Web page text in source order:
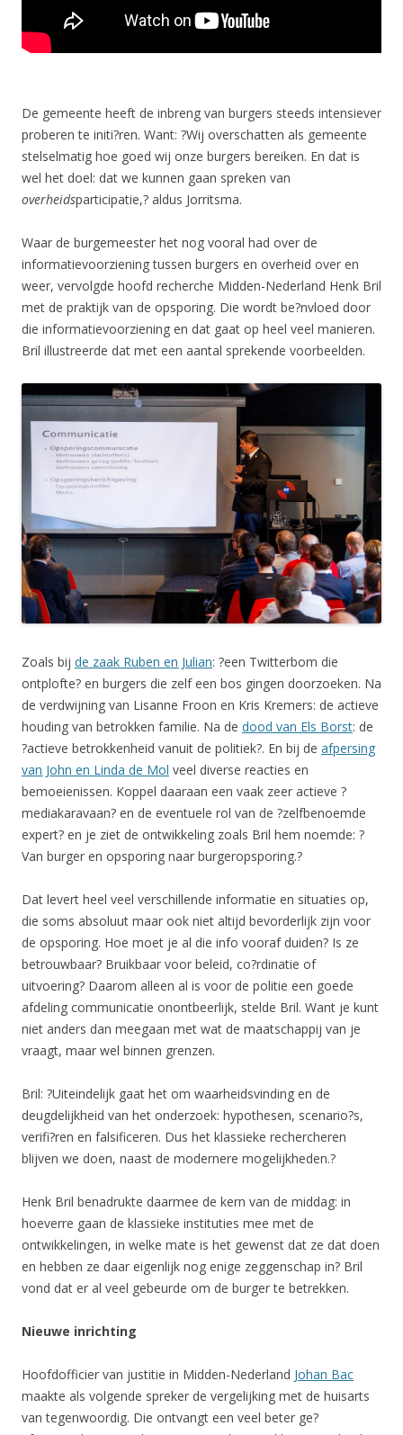
De gemeente heeft de inbreng van burgers steeds intensiever
proberen te initi?ren. Want: ?Wij overschatten als gemeente
stelselmatig hoe goed wij onze burgers bereiken. En dat is
wel het doel: dat we kunnen gaan spreken van
overheidsparticipatie,? aldus Jorritsma.
Waar de burgemeester het nog vooral had over de
informatievoorziening tussen burgers en overheid over en
weer, vervolgde hoofd recherche Midden-Nederland Henk Bril
met de praktijk van de opsporing. Die wordt be?nvloed door
die informatievoorziening en dat gaat op heel veel manieren.
Bril illustreerde dat met een aantal sprekende voorbeelden.
Zoals bij de zaak Ruben en Julian: ?een Twitterbom die
ontplofte? en burgers die zelf een bos gingen doorzoeken. Na
de verdwijning van Lisanne Froon en Kris Kremers: de actieve
houding van betrokken familie. Na de dood van Els Borst: de
?actieve betrokkenheid vanuit de politiek?. En bij de afpersing
van John en Linda de Mol veel diverse reacties en
bemoeienissen. Koppel daaraan een vaak zeer actieve ?
mediakaravaan? en de eventuele rol van de ?zelfbenoemde
expert? en je ziet de ontwikkeling zoals Bril hem noemde: ?
Van burger en opsporing naar burgeropsporing.?
Dat levert heel veel verschillende informatie en situaties op,
die soms absoluut maar ook niet altijd bevorderlijk zijn voor
de opsporing. Hoe moet je al die info vooraf duiden? Is ze
betrouwbaar? Bruikbaar voor beleid, co?rdinatie of
uitvoering? Daarom alleen al is voor de politie een goede
afdeling communicatie onontbeerlijk, stelde Bril. Want je kunt
niet anders dan meegaan met wat de maatschappij van je
vraagt, maar wel binnen grenzen.
Bril: ?Uiteindelijk gaat het om waarheidsvinding en de
deugdelijkheid van het onderzoek: hypothesen, scenario?s,
verifi?ren en falsificeren. Dus het klassieke rechercheren
blijven we doen, naast de modernere mogelijkheden.?
Henk Bril benadrukte daarmee de kern van de middag: in
hoeverre gaan de klassieke instituties mee met de
ontwikkelingen, in welke mate is het gewenst dat ze dat doen
en hebben ze daar eigenlijk nog enige zeggenschap in? Bril
vond dat er al veel gebeurde om de burger te betrekken.
Nieuwe inrichting
Hoofdofficier van justitie in Midden-Nederland Johan Bac
maakte als volgende spreker de vergelijking met de huisarts
van tegenwoordig. Die ontvangt een veel beter ge?